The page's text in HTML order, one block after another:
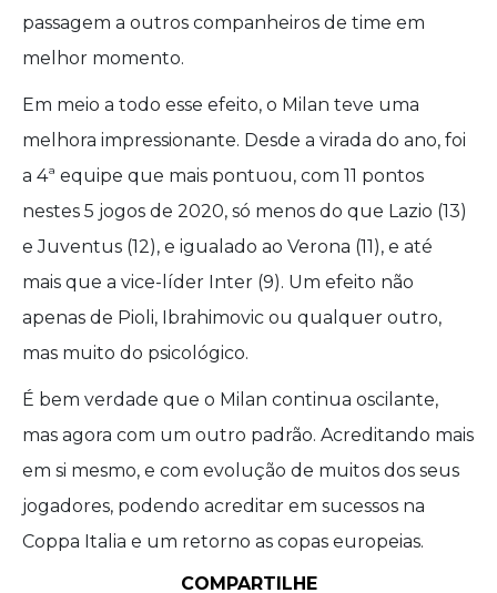
passagem a outros companheiros de time em
melhor momento.
Em meio a todo esse efeito, o Milan teve uma
melhora impressionante. Desde a virada do ano, foi
a 4ª equipe que mais pontuou, com 11 pontos
nestes 5 jogos de 2020, só menos do que Lazio (13)
e Juventus (12), e igualado ao Verona (11), e até
mais que a vice-líder Inter (9). Um efeito não
apenas de Pioli, Ibrahimovic ou qualquer outro,
mas muito do psicológico.
É bem verdade que o Milan continua oscilante,
mas agora com um outro padrão. Acreditando mais
em si mesmo, e com evolução de muitos dos seus
jogadores, podendo acreditar em sucessos na
Coppa Italia e um retorno as copas europeias.
COMPARTILHE